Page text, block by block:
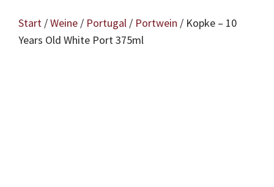
Start /Weine / Portugal / Portwein / Kopke – 10
Years Old White Port 375ml